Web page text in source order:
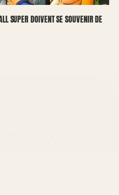
SUPER DOIVENT SE SOUVENIR DE